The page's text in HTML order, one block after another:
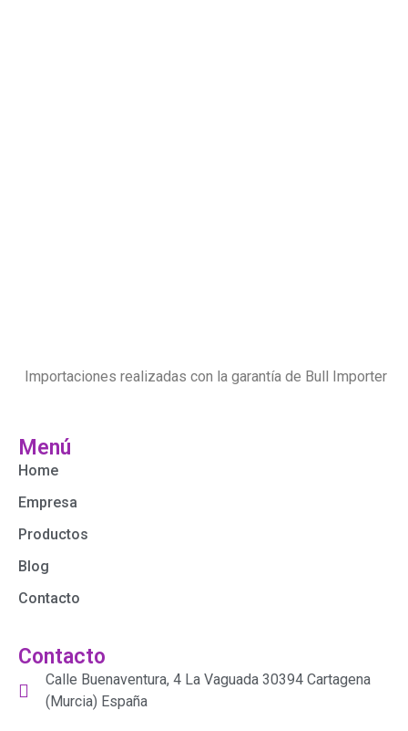
Importaciones realizadas con la garantía de Bull Importer
Menú
Home
Empresa
Productos
Blog
Contacto
Contacto
Calle Buenaventura, 4 La Vaguada 30394 Cartagena
(Murcia) España